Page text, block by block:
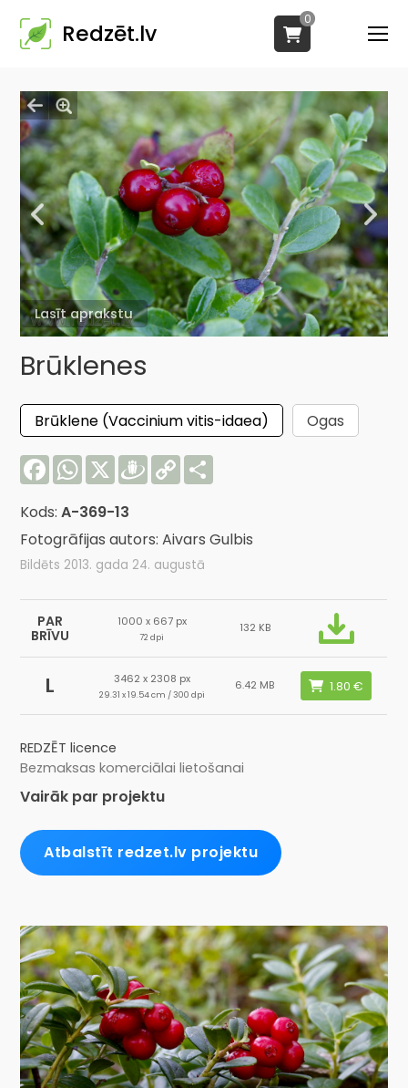
Redzēt.lv
0
Lasīt aprakstu
Brūklenes
Brūklene (Vaccinium vitis-idaea)
Ogas
FacebookWhatsApp
X Draugiem
Copy
Link
Kods:A-369-13
Fotogrāfijas autors: Aivars Gulbis
Bildēts 2013. gada 24. augustā
PAR
BRĪVU
1000 x 667 px
72 dpi
132 KB
L 3462 x 2308 px
29.31 x 19.54 cm / 300 dpi
6.42 MB
REDZĒT licence
Bezmaksas komerciālai lietošanai
Vairāk par projektu
Atbalstīt redzet.lv projektu